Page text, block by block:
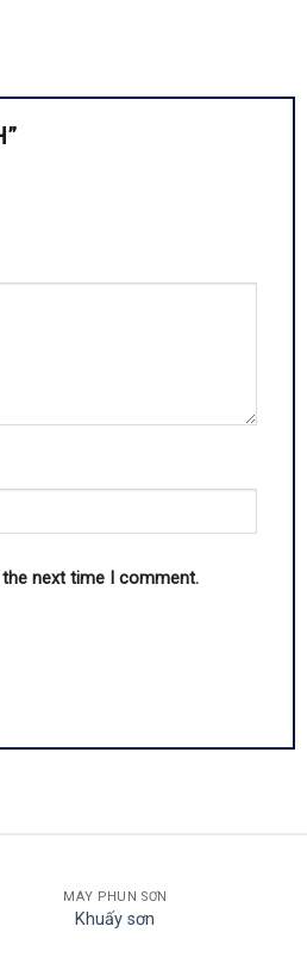
next time I comment.
MÁY PHUN SƠN
Khuấy sơn